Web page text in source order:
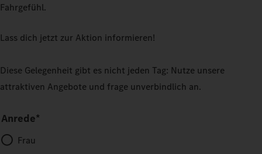
Fahrgefühl.
Lass dich jetzt zur Aktion informieren!
Diese Gelegenheit gibt es nicht jeden Tag: Nutze unsere
attraktiven Angebote und frage unverbindlich an.
Anrede*
Frau